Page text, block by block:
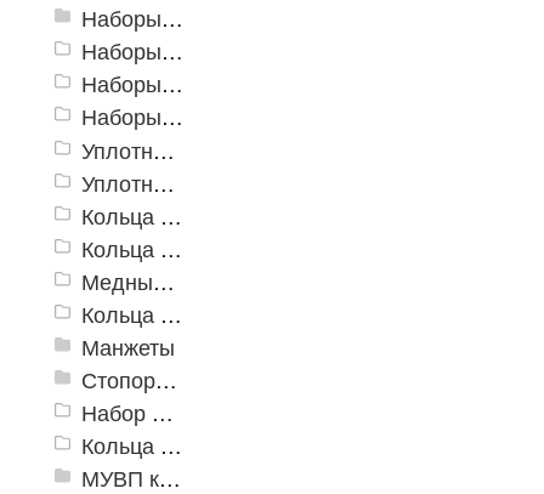
Наборы уплотнительных резиновых колец
Наборы уплотнительных колец из силикона
Наборы металлорезиновых уплотнительных колец
Наборы медных и алюминиевых шайб
Уплотнительные кольца ГОСТ 9833-73 (18829-73)
Уплотнительные кольца Китай
Кольца уплотнительные из фторкаучука FKM
Кольца уплотнительные силиконовые
Медные шайбы
Кольца USIT
Манжеты
Стопорные кольца
Набор для изготовления уплотнительных колец
Кольца уплотнительные для камлоков
МУВП кольца, втулки, "звездочки"